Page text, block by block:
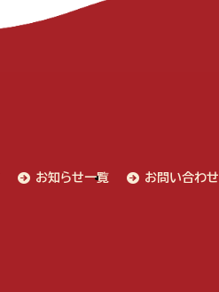
お知らせ一覧 お問い合わせ